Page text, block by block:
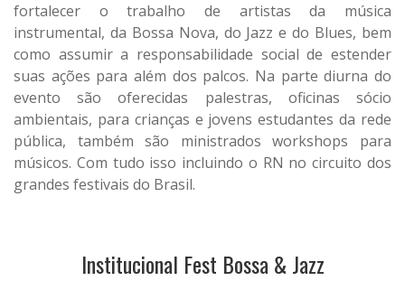
fortalecer o trabalho de artistas da música
instrumental, da Bossa Nova, do Jazz e do Blues, bem
como assumir a responsabilidade social de estender
suas ações para além dos palcos. Na parte diurna do
evento são oferecidas palestras, oficinas sócio
ambientais, para crianças e jovens estudantes da rede
pública, também são ministrados workshops para
músicos. Com tudo isso incluindo o RN no circuito dos
grandes festivais do Brasil.
Institucional Fest Bossa & Jazz